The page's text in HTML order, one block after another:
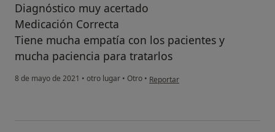
Diagnóstico muy acertado
Medicación Correcta
Tiene mucha empatía con los pacientes y
mucha paciencia para tratarlos
8 de mayo de 2021 • otro lugar • Otro • en opinión del usuario Jorge
Reportar